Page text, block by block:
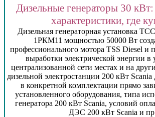
Дизельные генераторы 30
характеристики, где
Дизельная генераторная установка
1РКМ11 мощностью 50000 Вт
профессионального мотора TSS Diesel и
выработки электрической энергии в
централизованной сети местах и на
дизельной электростанции 200 кВт
в конкретной комплектации прямо
установленного оборудования, типа
генератора 200 кВт Scania, условий
ДЭС 200 кВт Scania и